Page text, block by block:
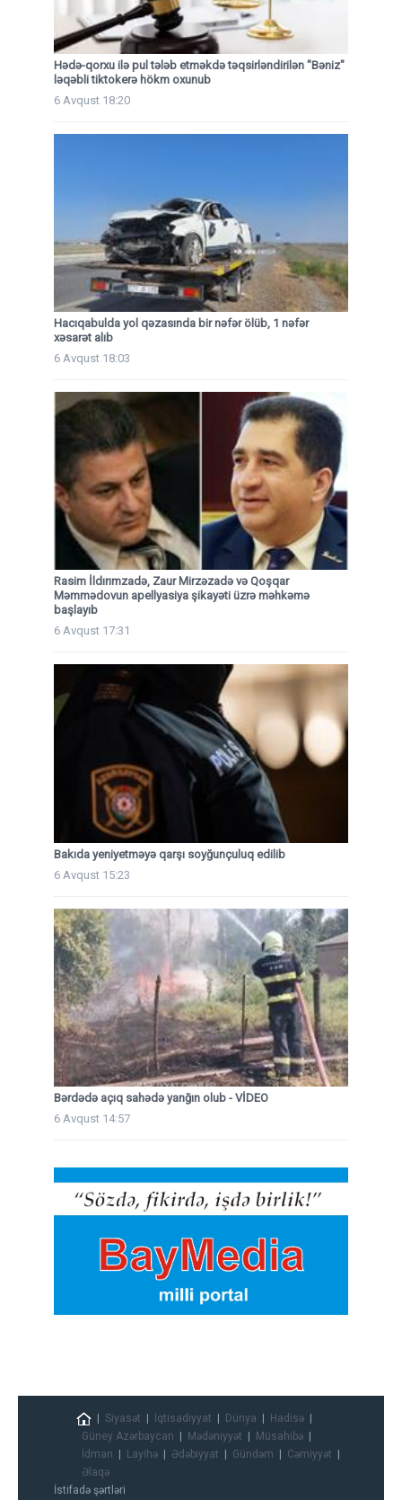
Hədə-qorxu ilə pul tələb etməkdə təqsirləndirilən "Bəniz"
ləqəbli tiktokerə hökm oxunub
6 Avqust 18:20
Hacıqabulda yol qəzasında bir nəfər ölüb, 1 nəfər
xəsarət alıb
6 Avqust 18:03
Rasim İldırımzadə, Zaur Mirzəzadə və Qoşqar
Məmmədovun apellyasiya şikayəti üzrə məhkəmə
başlayıb
6 Avqust 17:31
Bakıda yeniyetməyə qarşı soyğunçuluq edilib
6 Avqust 15:23
Bərdədə açıq sahədə yanğın olub - VİDEO
6 Avqust 14:57
Siyasət İqtisadiyyat Dünya
Hadisə
Güney Azərbaycan
Mədəniyyət
Müsahibə
İdman
Layihə Ədəbiyyat Gündəm
Cəmiyyət
Əlaqə
İstifadə şərtləri